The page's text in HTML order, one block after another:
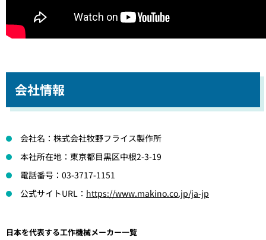
会社情報
会社名：株式会社牧野フライス製作所
本社所在地：東京都目黒区中根2-3-19
電話番号：03-3717-1151
公式サイトURL： https://www.makino.co.jp/ja-jp
日本を代表する工作機械メーカー一覧